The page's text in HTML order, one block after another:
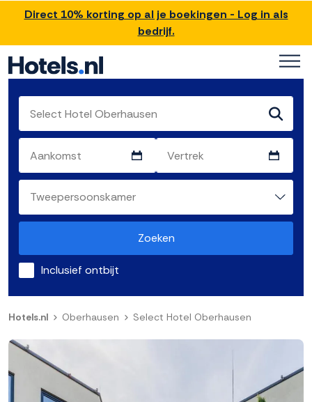
Direct 10% korting op al je boekingen - Log in als
bedrijf.
Zoeken
Inclusief ontbijt
Hotels.nl Oberhausen Select Hotel Oberhausen